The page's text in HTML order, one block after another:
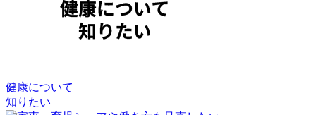
健康について
知りたい